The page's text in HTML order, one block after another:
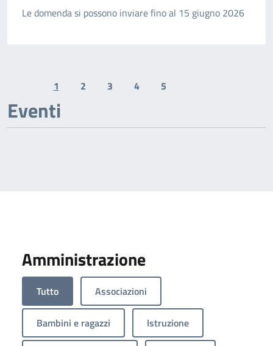
Le domenda si possono inviare fino al 15 giugno 2026
Previous page
1 2 3 4 5
Eventi
Amministrazione
Tutto Associazioni
Bambini e ragazzi Istruzione